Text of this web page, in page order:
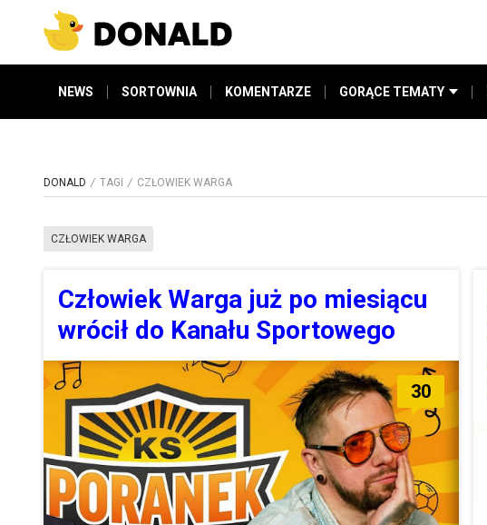
NEWS SORTOWNIA KOMENTARZE GORĄCE TEMATY
DONALD TAGI CZŁOWIEK WARGA
CZŁOWIEK WARGA
Człowiek Warga już po miesiącu
wrócił do Kanału Sportowego
30